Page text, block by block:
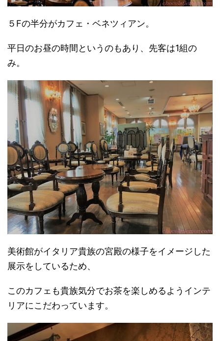
５Fの半分がカフェ・ベネツィアン。
平日のお昼の時間というのもあり、先客は1組の
み。
美術館がイタリア貴族の宮殿の様子をイメージした
展示をしているため、
このカフェも貴族気分でお茶を楽しめるようインテ
リアにこだわっています。